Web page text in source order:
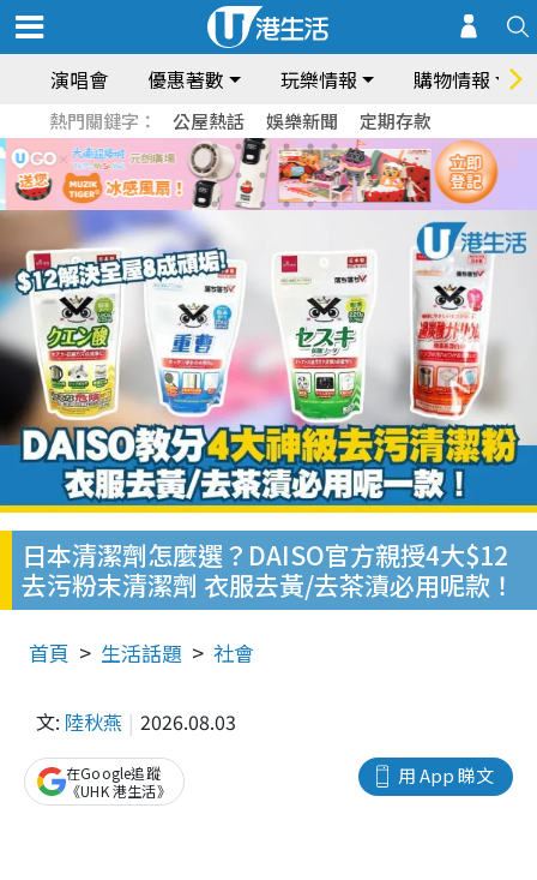
演唱會 優惠著數 玩樂情報 購物情報
熱門關鍵字： 公屋熱話 娛樂新聞 定期存款
日本清潔劑怎麼選？DAISO官方親授4大$12
去污粉末清潔劑 衣服去黃/去茶漬必用呢款！
首頁 生活話題 社會
文: 陸秋燕 2026.08.03
用 App 睇文
在Google追蹤
《UHK 港生活》